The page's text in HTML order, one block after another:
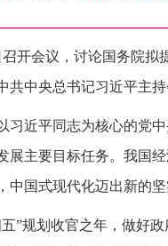
开会议，讨论国务院
中央总书记习近平主持
习近平同志为核心的党
展主要目标任务。我国
中国式现代化迈出新的坚
”规划收官之年，做好